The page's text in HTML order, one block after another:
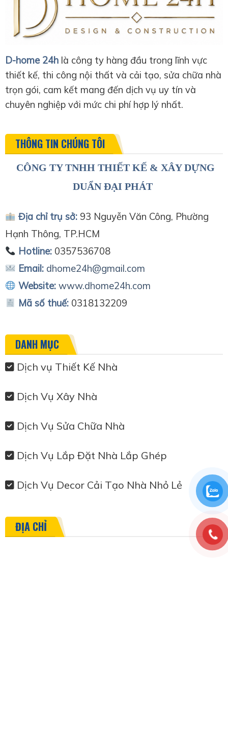
D-home 24h là công ty hàng đầu trong lĩnh vực
thiết kế, thi công nội thất và cải tạo, sửa chữa nhà
trọn gói, cam kết mang đến dịch vụ uy tín và
chuyên nghiệp với mức chi phí hợp lý nhất.
THÔNG TIN CHÚNG TÔI
CÔNG TY TNHH THIẾT KẾ & XÂY DỰNG
DUẨN ĐẠI PHÁT
Địa chỉ trụ sở:93 Nguyễn Văn Công, Phường
Hạnh Thông, TP.HCM
Hotline:0357536708
Email: dhome24h@gmail.com
Website: www.dhome24h.com
Mã số thuế: 0318132209
DANH MỤC
Dịch vụ Thiết Kế Nhà
Dịch Vụ Xây Nhà
Dịch Vụ Sửa Chữa Nhà
Dịch Vụ Lắp Đặt Nhà Lắp Ghép
Dịch Vụ Decor Cải Tạo Nhà Nhỏ Lẻ
ĐỊA CHỈ